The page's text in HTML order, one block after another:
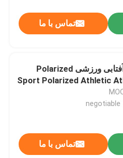
تماس با ما
عینک آفتابی ورزشی Polarized
Sport Polarized Athletic
تماس با ما